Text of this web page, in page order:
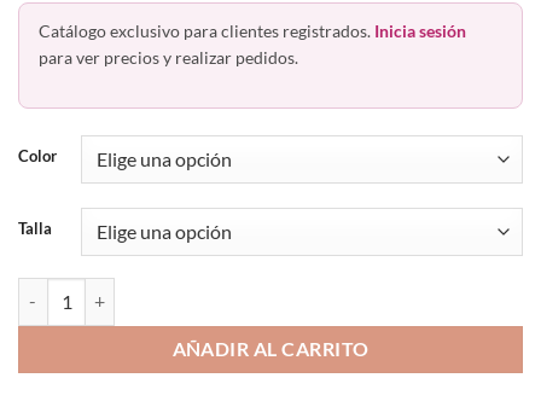
Catálogo exclusivo para clientes registrados. Inicia sesión
para ver precios y realizar pedidos.
Color
Talla
AÑADIR AL CARRITO